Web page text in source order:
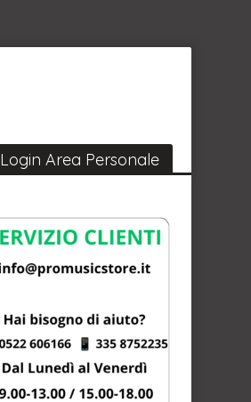
Login Area Personale